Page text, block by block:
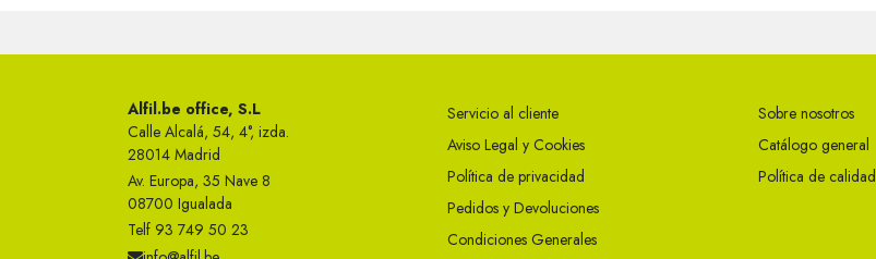
Alfil.be office, S.L
Calle Alcalá, 54, 4°, izda.
28014 Madrid
Av. Europa, 35 Nave 8
08700 Igualada
Telf 93 749 50 23
Servicio al cliente
Aviso Legal y Cookies
Política de privacidad
Pedidos y Devoluciones
Condiciones Generales
Sobre nosotros
Catálogo general
Política de calidad